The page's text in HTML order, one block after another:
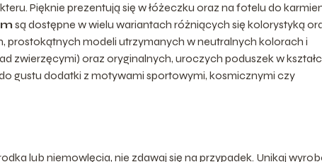
Pięknie prezentują się w łóżeczku oraz na fotelu do
są dostępne w wielu wariantach różniących się kolorystyką
prostokątnych modeli utrzymanych w neutralnych kolorach i
zwierzęcymi) oraz oryginalnych, uroczych poduszek w
gustu dodatki z motywami sportowymi, kosmicznymi czy
lub niemowlęcia, nie zdawaj się na przypadek. Unikaj